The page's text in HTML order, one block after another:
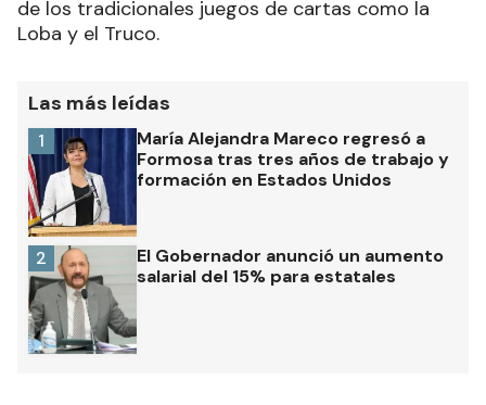
de los tradicionales juegos de cartas como la
Loba y el Truco.
Las más leídas
María Alejandra Mareco regresó a
Formosa tras tres años de trabajo y
formación en Estados Unidos
1
El Gobernador anunció un aumento
salarial del 15% para estatales
2